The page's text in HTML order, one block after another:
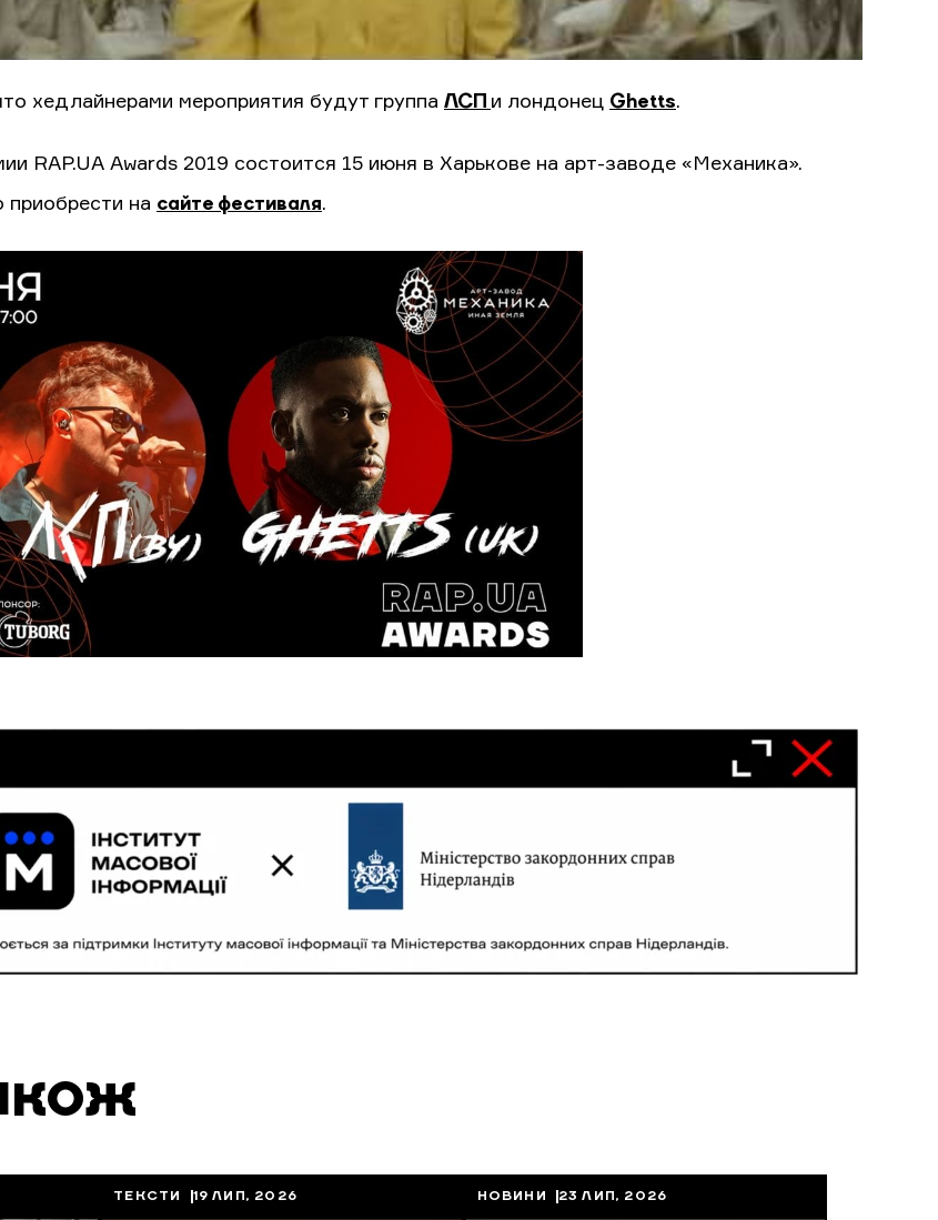
хедлайнерами мероприятия будут группа ЛСП и лондонец Ghetts.
RAP.UA Awards 2019 состоится 15 июня в Харькове на арт-заводе «Механика».
на сайте фестиваля.
ТЕКСТИ 19 ЛИП, 2026 НОВИНИ 23 ЛИП, 2026